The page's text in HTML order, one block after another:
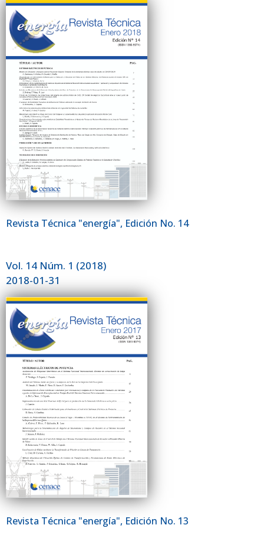
Revista Técnica "energía", Edición No. 14
Vol. 14 Núm. 1 (2018)
2018-01-31
Revista Técnica "energía", Edición No. 13